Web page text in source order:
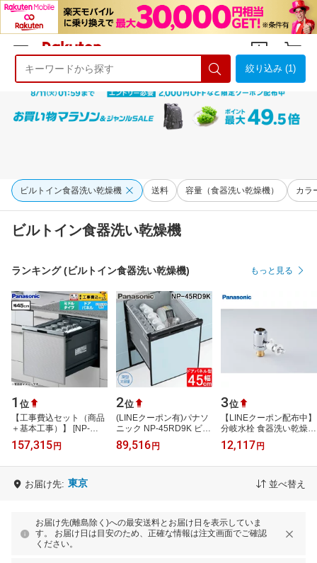
ようこそ 楽天市場へ ログイン
絞り込み (1)
ビルトイン食器洗い乾燥機 送料 容量（食器洗い乾燥機） カラ
ビルトイン食器洗い乾燥機
ランキング (ビルトイン食器洗い乾燥機) もっと見る
1 位
【工事費込セット（商品
＋基本工事）】 [NP-
45BS1S] プルオープンタ
イプ B1シリーズ パナソ
157,315 円
2位
(LINEクーポン有)パナソ
ニック NP-45RD9K ビル
トイン食器洗い乾燥機 幅
45cm ディープタイプ ド
89,516 円
3位
【LINEクーポン配布中】
分岐水栓 食器洗い乾燥機
用分岐栓 シングル分岐水
栓・INAX社用 パナソニ
12,117 円
お届け先: 東京 並べ替え
お届け先(離島除く)への最安送料とお届け日を表示していま
す。 お届け日は目安のため、正確な情報は注文画面でご確認
ください。